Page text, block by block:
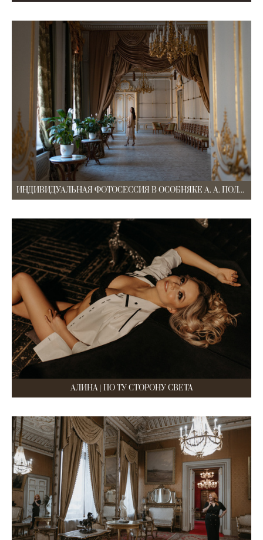
ИНДИВИДУАЛЬНАЯ ФОТОСЕССИЯ В ОСОБНЯКЕ А. А. ПОЛОВЦЕВА (ДОМ АРХИТЕКТОРА)
АЛИНА | ПО ТУ СТОРОНУ СВЕТА